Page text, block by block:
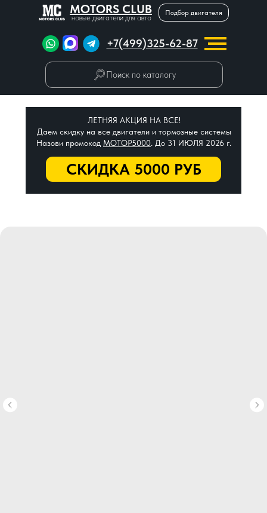
MOTORS CLUB
новые двигатели для авто
Подбор двигателя
+7(499)325-62-87
Поиск по каталогу
СКИДКА 5000 РУБ
ЛЕТНЯЯ АКЦИЯ НА ВСЕ!
Даем скидку на все двигатели и тормозные системы
Назови промокод МОТОР5000. До 31 ИЮЛЯ 2026 г.